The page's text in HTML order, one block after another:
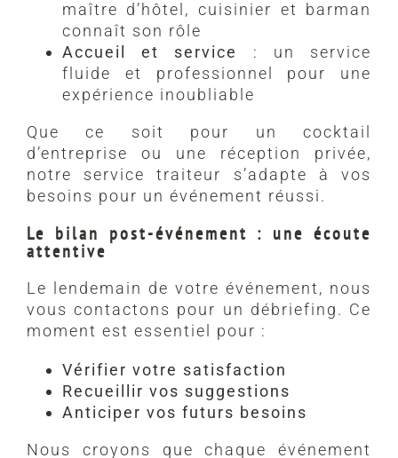
maître d’hôtel, cuisinier et barman
connaît son rôle
Accueil et service
: un service
fluide et professionnel pour une
expérience inoubliable
Que ce soit pour un cocktail
d’entreprise ou une réception privée,
notre service traiteur s’adapte à vos
besoins pour un événement réussi.
Le bilan post-événement : une écoute
attentive
Le lendemain de votre événement, nous
vous contactons pour un débriefing. Ce
moment est essentiel pour :
Vérifier votre satisfaction
Recueillir vos suggestions
Anticiper vos futurs besoins
Nous croyons que chaque événement